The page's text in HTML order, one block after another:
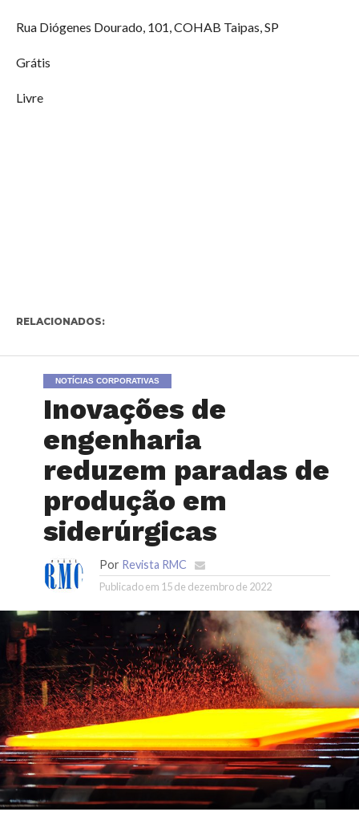
Rua Diógenes Dourado, 101, COHAB Taipas, SP
Grátis
Livre
RELACIONADOS:
NOTÍCIAS CORPORATIVAS
Inovações de
engenharia
reduzem paradas de
produção em
siderúrgicas
Por Revista RMC
Publicado em 15 de dezembro de 2022